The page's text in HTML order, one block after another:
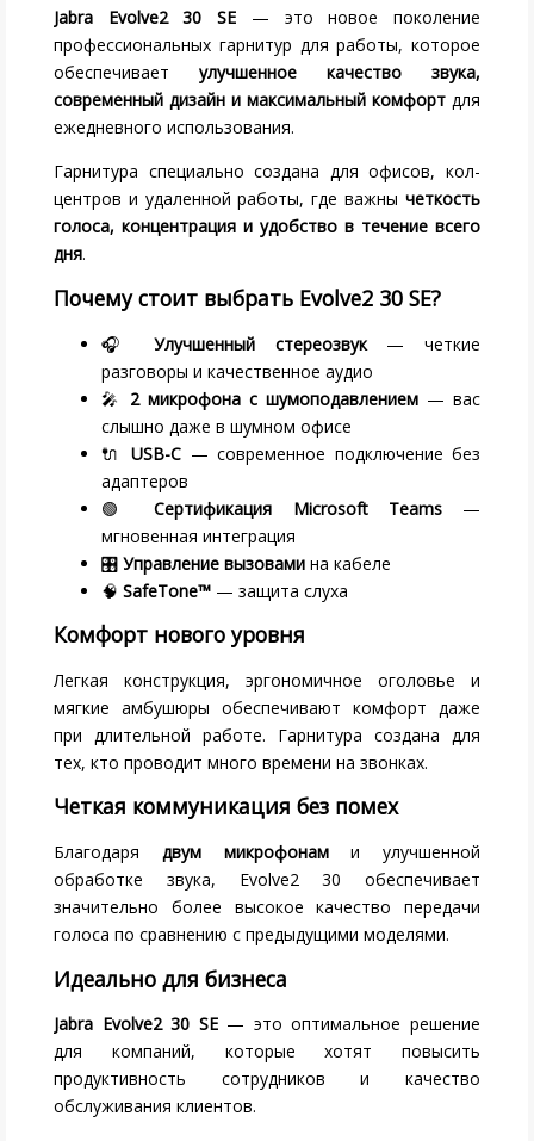
Jabra Evolve2 30 SE — это новое поколение
профессиональных гарнитур для работы, которое
обеспечивает улучшенное качество звука,
современный дизайн и максимальный комфорт для
ежедневного использования.
Гарнитура специально создана для офисов, кол-
центров и удаленной работы, где важны четкость
голоса, концентрация и удобство в течение всего
дня.
Почему стоит выбрать Evolve2 30 SE?
🎧Улучшенный стереозвук— четкие
разговоры и качественное аудио
🎤 2 микрофона с шумоподавлением — вас
слышно даже в шумном офисе
🔌 USB-C — современное подключение без
адаптеров
🟢Сертификация Microsoft Teams—
мгновенная интеграция
🎛 Управление вызовами на кабеле
🧠 SafeTone™ — защита слуха
Комфорт нового уровня
Легкая конструкция, эргономичное оголовье и
мягкие амбушюры обеспечивают комфорт даже
при длительной работе. Гарнитура создана для
тех, кто проводит много времени на звонках.
Четкая коммуникация без помех
Благодаря двум микрофонами улучшенной
обработке звука, Evolve2 30 обеспечивает
значительно более высокое качество передачи
голоса по сравнению с предыдущими моделями.
Идеально для бизнеса
Jabra Evolve2 30 SE— это оптимальное решение
для компаний, которые хотят повысить
продуктивность сотрудников и качество
обслуживания клиентов.